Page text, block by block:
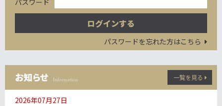
パスワード
パスワードを忘れた方はこちら
一覧を見る
2026年07月27日